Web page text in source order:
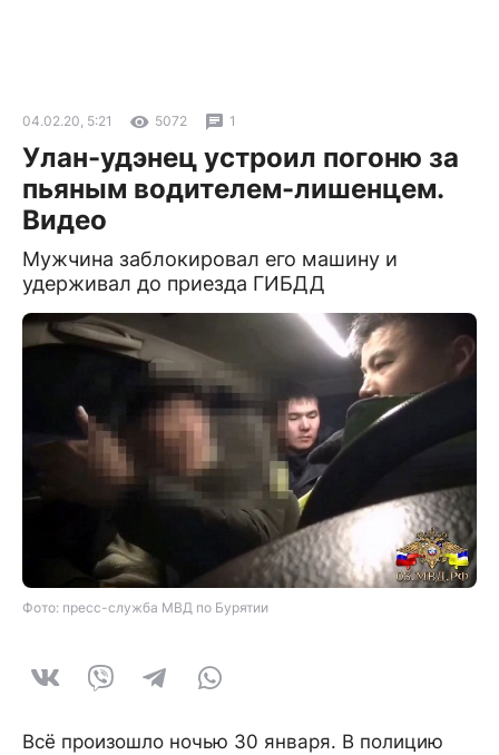
04.02.20, 5:21 5072 1
Улан-удэнец устроил погоню за
пьяным водителем-лишенцем.
Видео
Мужчина заблокировал его машину и
удерживал до приезда ГИБДД
Фото: пресс-служба МВД по Бурятии
Всё произошло ночью 30 января. В полицию